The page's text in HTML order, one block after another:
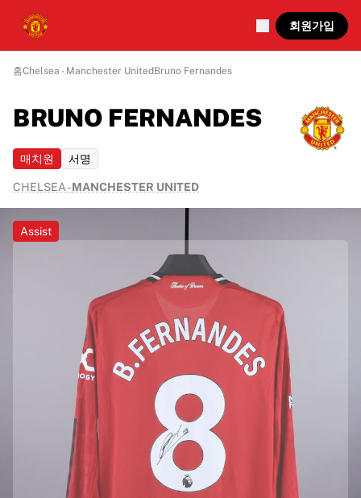
회원가입
홈Chelsea - Manchester UnitedBruno Fernandes
BRUNO FERNANDES
매치원 서명
CHELSEA-MANCHESTER UNITED
Assist